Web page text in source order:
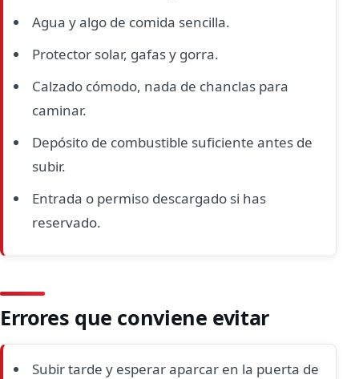
Agua y algo de comida sencilla.
Protector solar, gafas y gorra.
Calzado cómodo, nada de chanclas para
caminar.
Depósito de combustible suficiente antes de
subir.
Entrada o permiso descargado si has
reservado.
Errores que conviene evitar
Subir tarde y esperar aparcar en la puerta de